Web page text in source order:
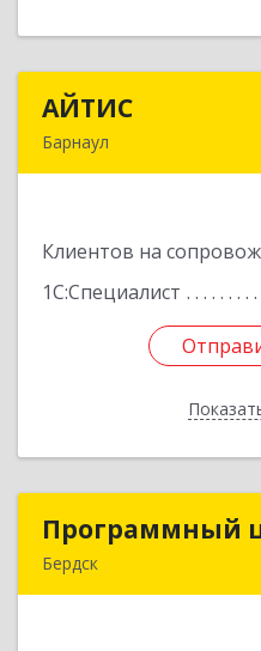
АЙТИС
Барнаул
Клиентов на
1С:Специалист
Программный
Бердск